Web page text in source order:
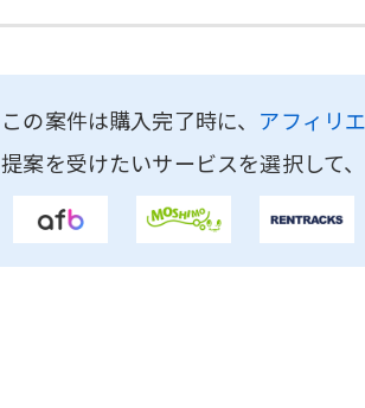
この案件は購入完了時に、 アフィリ
提案を受けたいサービスを選択して